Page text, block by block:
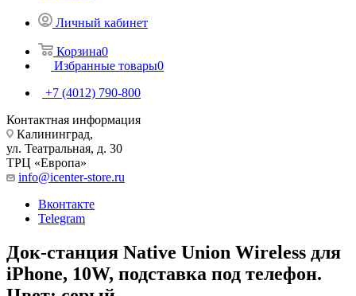
Личный кабинет
Корзина0
Избранные товары0
+7 (4012) 790-800
Контактная информация
Калининград,
ул. Театральная, д. 30
ТРЦ «Европа»
info@icenter-store.ru
Вконтакте
Telegram
Док-станция Native Union Wireless для
iPhone, 10W, подставка под телефон.